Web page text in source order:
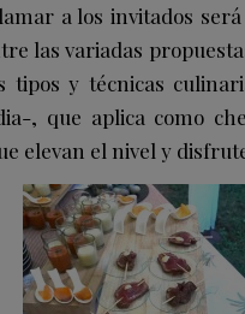
a los invitados
las variadas
tipos y técnicas
, que aplica como
elevan el nivel y